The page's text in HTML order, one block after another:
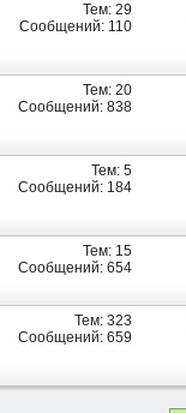
Тем: 29
Сообщений: 110
Тем: 20
Сообщений: 838
Тем: 5
Сообщений: 184
Тем: 15
Сообщений: 654
Тем: 323
Сообщений: 659